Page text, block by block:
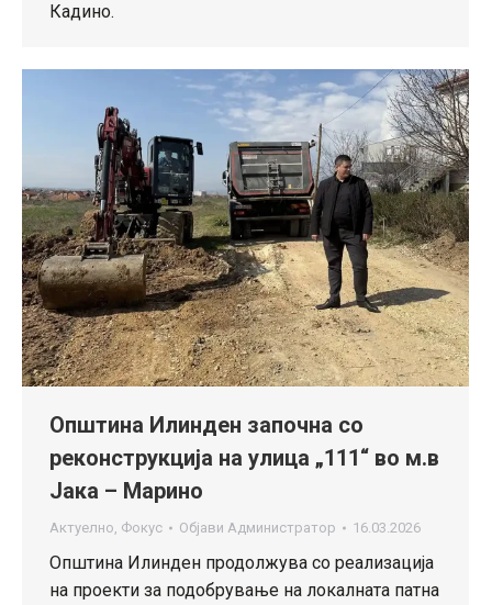
Кадино.
Општина Илинден започна со
реконструкција на улица „111“ во м.в
Јака – Марино
Актуелно Фокус Објави Администратор 16.03.2026
Општина Илинден продолжува со реализација
на проекти за подобрување на локалната патна